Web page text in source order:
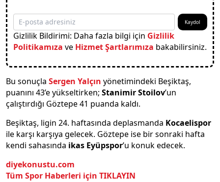
Kaydol
Gizlilik Bildirimi: Daha fazla bilgi için Gizlilik
Politikamıza ve Hizmet Şartlarımıza bakabilirsiniz.
Bu sonuçla Sergen Yalçın yönetimindeki Beşiktaş,
puanını 43’e yükseltirken; Stanimir Stoilov’un
çalıştırdığı Göztepe 41 puanda kaldı.
Beşiktaş, ligin 24. haftasında deplasmanda Kocaelispor
ile karşı karşıya gelecek. Göztepe ise bir sonraki hafta
kendi sahasında ikas Eyüpspor’u konuk edecek.
diyekonustu.com
Tüm Spor Haberleri için TIKLAYIN